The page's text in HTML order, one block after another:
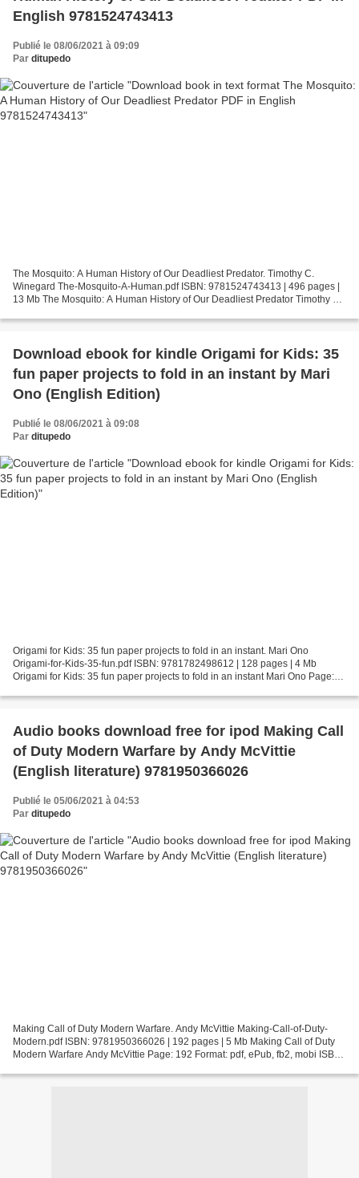
English 9781524743413
Publié le 08/06/2021 à 09:09
Par ditupedo
The Mosquito: A Human History of Our Deadliest Predator. Timothy C.
Winegard The-Mosquito-A-Human.pdf ISBN: 9781524743413 | 496 pages |
13 Mb The Mosquito: A Human History of Our Deadliest Predator Timothy C.
Download ebook for kindle Origami for Kids: 35
fun paper projects to fold in an instant by Mari
Ono (English Edition)
Publié le 08/06/2021 à 09:08
Par ditupedo
Origami for Kids: 35 fun paper projects to fold in an instant. Mari Ono
Origami-for-Kids-35-fun.pdf ISBN: 9781782498612 | 128 pages | 4 Mb
Origami for Kids: 35 fun paper projects to fold in an instant Mari Ono Page:
Audio books download free for ipod Making Call
of Duty Modern Warfare by Andy McVittie
(English literature) 9781950366026
Publié le 05/06/2021 à 04:53
Par ditupedo
Making Call of Duty Modern Warfare. Andy McVittie Making-Call-of-Duty-
Modern.pdf ISBN: 9781950366026 | 192 pages | 5 Mb Making Call of Duty
Modern Warfare Andy McVittie Page: 192 Format: pdf, ePub, fb2, mobi ISBN: